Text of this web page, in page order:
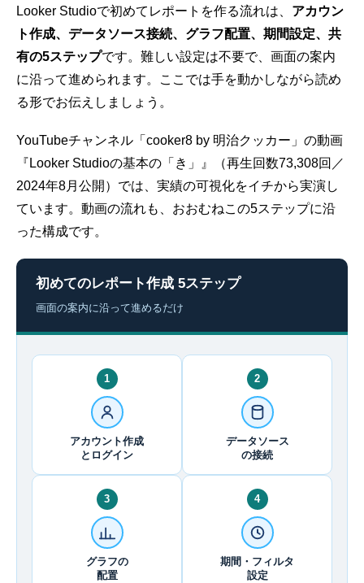
Looker Studioで初めてレポートを作る流れは、 アカウン
ト作成、データソース接続、グラフ配置、期間設定、共
有の5ステップです。難しい設定は不要で、画面の案内
に沿って進められます。ここでは手を動かしながら読め
る形でお伝えしましょう。
YouTubeチャンネル「cooker8 by 明治クッカー」の動画
『Looker Studioの基本の「き」』（再生回数73,308回／
2024年8月公開）では、実績の可視化をイチから実演し
ています。動画の流れも、おおむねこの5ステップに沿
った構成です。
初めてのレポート作成 5ステップ
画面の案内に沿って進めるだけ
1
アカウント作成
とログイン
2
データソース
の接続
3
グラフの
配置
4
期間・フィルタ
設定